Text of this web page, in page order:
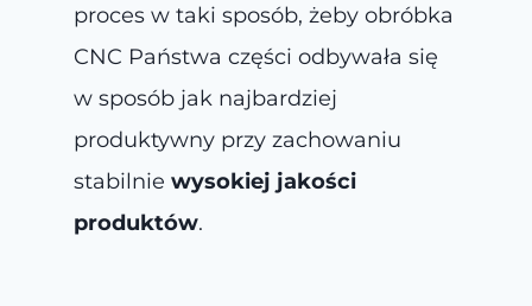
proces w taki sposób, żeby obróbka
CNC Państwa części odbywała się
w sposób jak najbardziej
produktywny przy zachowaniu
stabilnie wysokiej jakości
produktów.